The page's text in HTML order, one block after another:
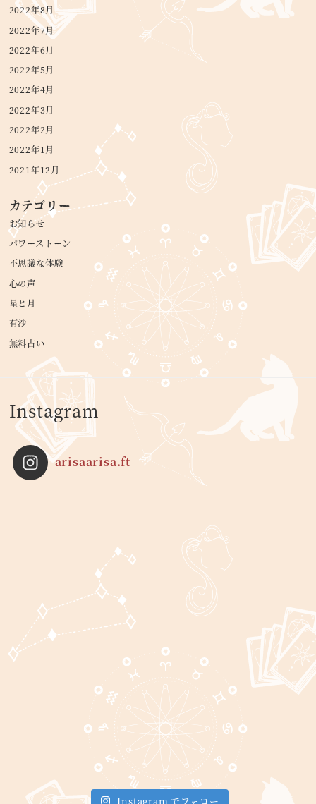
2022年8月
2022年7月
2022年6月
2022年5月
2022年4月
2022年3月
2022年2月
2022年1月
2021年12月
カテゴリー
お知らせ
パワーストーン
不思議な体験
心の声
星と月
有沙
無料占い
Instagram
arisaarisa.ft
Instagram でフォロー